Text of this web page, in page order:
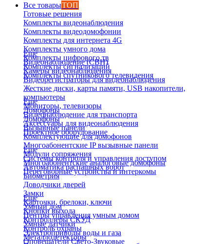
Все товарыТОП
Готовые решения
Комплекты видеонаблюдения
Комплекты видеодомофонии
Комплекты для интернета 4G
Комплекты умного дома
Комплекты цифрового тв
Комплекты сигнализаций
Комплекты спутникового телевидения
Еще
Видеонаблюдение (СВН)
Камеры видеонаблюдения
Видеорегистраторы для видеонаблюдения
Жесткие диски, карты памяти, USB накопители,
компьютеры
Мониторы, телевизоры
Видеонаблюдение для транспорта
Аксессуары для видеонаблюдения
Проектное оборудование
Еще
Домофоны
Домофоны
Вызывные панели
Комплектующие для домофонов
Многоабонентские IP вызывные панели
Модули сопряжения
Многоабонентские аналоговые домофоны
Переговорные устройства и интеркомы
Еще
Системы контроля и управления доступом
Автоматика распашных ворот
Биометрия
Доводчики дверей
Замки
Карточки, брелоки, ключи
Кнопки выхода
Контроллеры СКУД
Контроль охраны
Металлодетекторы
Еще
Умный дом
Центры управления умным домом
Умные датчики
Электроприводы воды и газа
Оповещатели Свето-Звуковые